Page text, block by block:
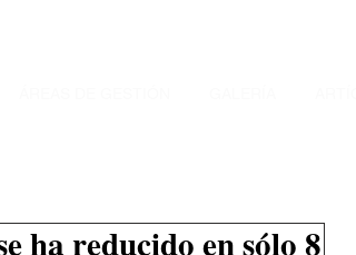
ha reducido en sólo 8